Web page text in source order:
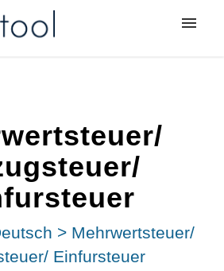
> Mehrwertsteuer/
Einfursteuer